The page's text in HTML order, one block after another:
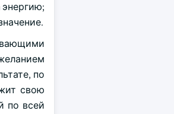
по
свою
по всей